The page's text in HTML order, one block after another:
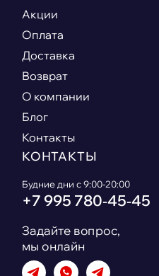
Акции
Оплата
Доставка
Возврат
О компании
Блог
Контакты
КОНТАКТЫ
Будние дни с 9:00-20:00
+7 995 780‑45‑45
Задайте вопрос,
мы онлайн